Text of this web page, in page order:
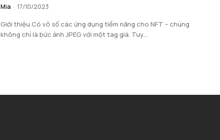
Mia - 17/10/2023
Giới thiệu Có vô số các ứng dụng tiềm năng cho NFT – chúng
không chỉ là bức ảnh JPEG với một tag giá. Tuy...